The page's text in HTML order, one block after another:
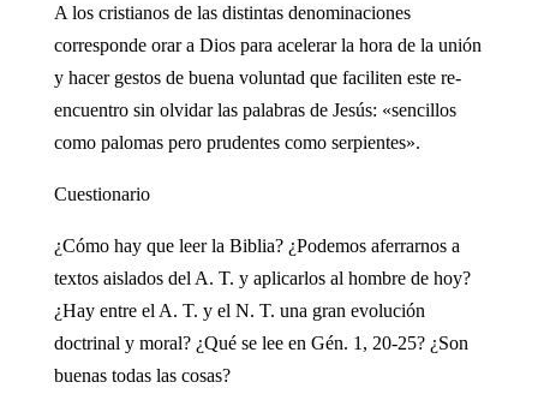
A los cristianos de las distintas denominaciones
corresponde orar a Dios para acelerar la hora de la unión
y hacer gestos de buena voluntad que faciliten este re-
encuentro sin olvidar las palabras de Jesús: «sencillos
como palomas pero prudentes como serpientes».
Cuestionario
¿Cómo hay que leer la Biblia? ¿Podemos aferrarnos a
textos aislados del A. T. y aplicarlos al hombre de hoy?
¿Hay entre el A. T. y el N. T. una gran evolución
doctrinal y moral? ¿Qué se lee en Gén. 1, 20-25? ¿Son
buenas todas las cosas?